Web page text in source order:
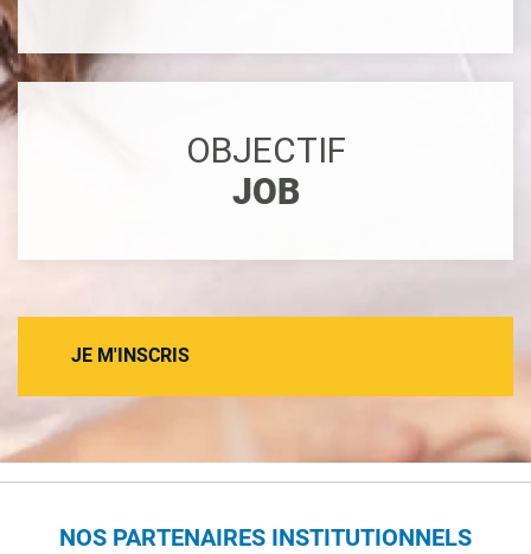
OBJECTIF
JOB
JE M'INSCRIS
NOS PARTENAIRES INSTITUTIONNELS